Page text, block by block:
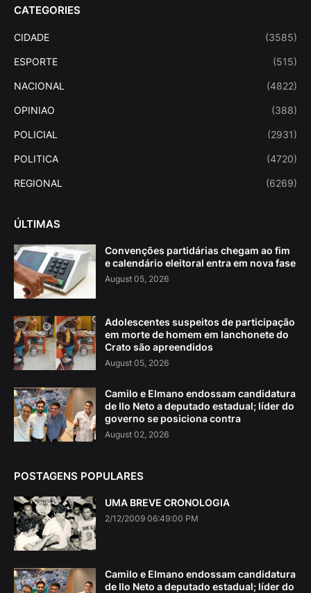
CATEGORIES
CIDADE (3585)
ESPORTE (515)
NACIONAL (4822)
OPINIAO (388)
POLICIAL (2931)
POLITICA (4720)
REGIONAL (6269)
ÚLTIMAS
Convenções partidárias chegam ao fim
e calendário eleitoral entra em nova fase
August 05, 2026
Adolescentes suspeitos de participação
em morte de homem em lanchonete do
Crato são apreendidos
August 05, 2026
Camilo e Elmano endossam candidatura
de Ilo Neto a deputado estadual; líder do
governo se posiciona contra
August 02, 2026
POSTAGENS POPULARES
UMA BREVE CRONOLOGIA
2/12/2009 06:49:00 PM
Camilo e Elmano endossam candidatura
de Ilo Neto a deputado estadual; líder do